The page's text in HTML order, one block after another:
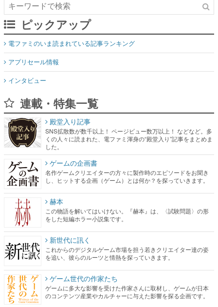
ピックアップ
電ファミのいま読まれている記事ランキング
アプリセール情報
インタビュー
連載・特集一覧
殿堂入り記事
SNS拡散数が数千以上！ ページビュー数万以上！ などなど。多
くの人々に読まれた、電ファミ渾身の“殿堂入り”記事をまとめま
した。
ゲームの企画書
名作ゲームクリエイターの方々に製作時のエピソードをお聞き
し、ヒットする企画（ゲーム）とは何か？を探っていきます。
赫本
この物語を解いてはいけない。『赫本』は、〈試験問題〉の形
をした短編ホラー小説集です。
新世代に訊く
これからのデジタルゲーム市場を担う若きクリエイター達の姿
を追い、彼らのルーツと情熱を探っていきます。
ゲーム世代の作家たち
ゲームに多大な影響を受けた作家さんに取材し、ゲームが日本
のコンテンツ産業やカルチャーに与えた影響を探る企画です。